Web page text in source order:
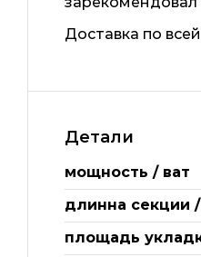
Доставка по
Детали
мощность / ват
длинна секции
площадь